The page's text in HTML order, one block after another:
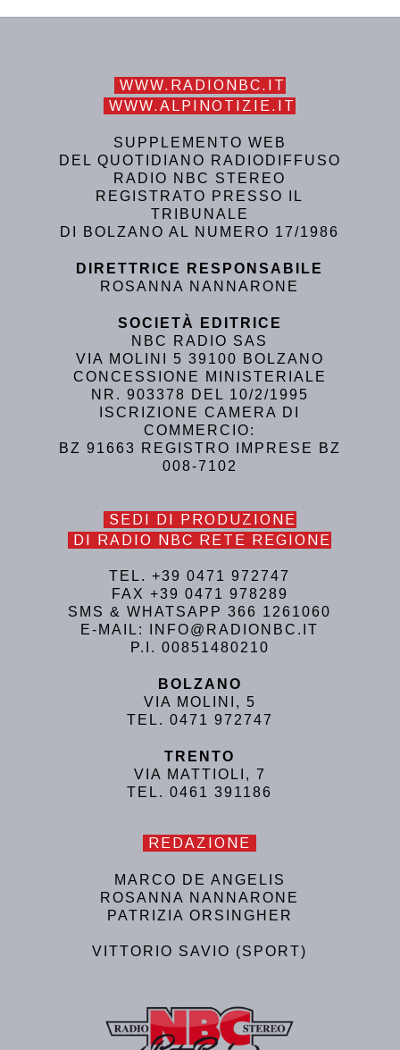
WWW.RADIONBC.IT
WWW.ALPINOTIZIE.IT
SUPPLEMENTO WEB
DEL QUOTIDIANO RADIODIFFUSO
RADIO NBC STEREO
REGISTRATO PRESSO IL
TRIBUNALE
DI BOLZANO AL NUMERO 17/1986
DIRETTRICE RESPONSABILE
ROSANNA NANNARONE
SOCIETÀ EDITRICE
NBC RADIO SAS
VIA MOLINI 5 39100 BOLZANO
CONCESSIONE MINISTERIALE
NR. 903378 DEL 10/2/1995
ISCRIZIONE CAMERA DI
COMMERCIO:
BZ 91663 REGISTRO IMPRESE BZ
008-7102
SEDI DI PRODUZIONE
DI RADIO NBC RETE REGIONE
TEL. +39 0471 972747
FAX +39 0471 978289
SMS & WHATSAPP 366 1261060
E-MAIL: INFO@RADIONBC.IT
P.I. 00851480210
BOLZANO
VIA MOLINI, 5
TEL. 0471 972747
TRENTO
VIA MATTIOLI, 7
TEL. 0461 391186
REDAZIONE
MARCO DE ANGELIS
ROSANNA NANNARONE
PATRIZIA ORSINGHER
VITTORIO SAVIO (SPORT)